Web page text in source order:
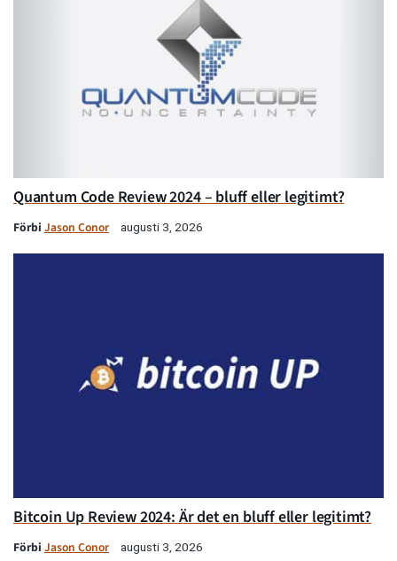
Quantum Code Review 2024 – bluff eller legitimt?
Förbi Jason Conor augusti 3, 2026
Bitcoin Up Review 2024: Är det en bluff eller legitimt?
Förbi Jason Conor augusti 3, 2026